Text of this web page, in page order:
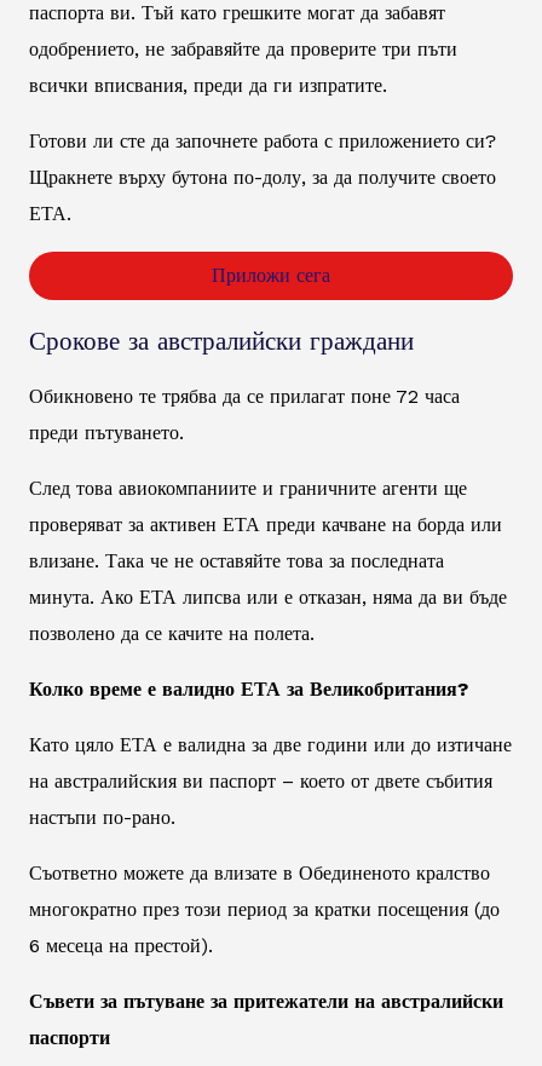
паспорта ви. Тъй като грешките могат да забавят
одобрението, не забравяйте да проверите три пъти
всички вписвания, преди да ги изпратите.
Готови ли сте да започнете работа с приложението си?
Щракнете върху бутона по-долу, за да получите своето
ЕТА.
Приложи сега
Срокове за австралийски граждани
Обикновено те трябва да се прилагат поне 72 часа
преди пътуването.
След това авиокомпаниите и граничните агенти ще
проверяват за активен ЕТА преди качване на борда или
влизане. Така че не оставяйте това за последната
минута. Ако ЕТА липсва или е отказан, няма да ви бъде
позволено да се качите на полета.
Колко време е валидно ЕТА за Великобритания?
Като цяло ЕТА е валидна за две години или до изтичане
на австралийския ви паспорт – което от двете събития
настъпи по-рано.
Съответно можете да влизате в Обединеното кралство
многократно през този период за кратки посещения (до
6 месеца на престой).
Съвети за пътуване за притежатели на австралийски
паспорти